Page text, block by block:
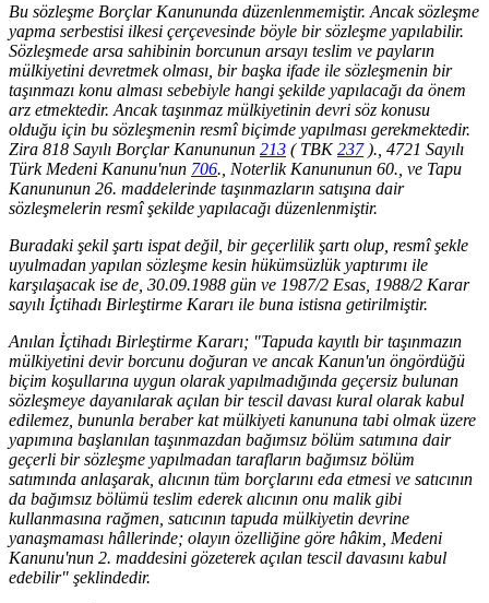
Bu sözleşme Borçlar Kanununda düzenlenmemiştir. Ancak sözleşme
yapma serbestisi ilkesi çerçevesinde böyle bir sözleşme yapılabilir.
Sözleşmede arsa sahibinin borcunun arsayı teslim ve payların
mülkiyetini devretmek olması, bir başka ifade ile sözleşmenin bir
taşınmazı konu alması sebebiyle hangi şekilde yapılacağı da önem
arz etmektedir. Ancak taşınmaz mülkiyetinin devri söz konusu
olduğu için bu sözleşmenin resmî biçimde yapılması gerekmektedir.
Zira 818 Sayılı Borçlar Kanununun 213 ( TBK237)., 4721 Sayılı
Türk Medeni Kanunu'nun 706., Noterlik Kanununun 60., ve Tapu
Kanununun 26. maddelerinde taşınmazların satışına dair
sözleşmelerin resmî şekilde yapılacağı düzenlenmiştir.
Buradaki şekil şartı ispat değil, bir geçerlilik şartı olup, resmî şekle
uyulmadan yapılan sözleşme kesin hükümsüzlük yaptırımı ile
karşılaşacak ise de, 30.09.1988 gün ve 1987/2 Esas, 1988/2 Karar
sayılı İçtihadı Birleştirme Kararı ile buna istisna getirilmiştir.
Anılan İçtihadı Birleştirme Kararı; "Tapuda kayıtlı bir taşınmazın
mülkiyetini devir borcunu doğuran ve ancak Kanun'un öngördüğü
biçim koşullarına uygun olarak yapılmadığında geçersiz bulunan
sözleşmeye dayanılarak açılan bir tescil davası kural olarak kabul
edilemez, bununla beraber kat mülkiyeti kanununa tabi olmak üzere
yapımına başlanılan taşınmazdan bağımsız bölüm satımına dair
geçerli bir sözleşme yapılmadan tarafların bağımsız bölüm
satımında anlaşarak, alıcının tüm borçlarını eda etmesi ve satıcının
da bağımsız bölümü teslim ederek alıcının onu malik gibi
kullanmasına rağmen, satıcının tapuda mülkiyetin devrine
yanaşmaması hâllerinde; olayın özelliğine göre hâkim, Medeni
Kanunu'nun 2. maddesini gözeterek açılan tescil davasını kabul
edebilir" şeklindedir.